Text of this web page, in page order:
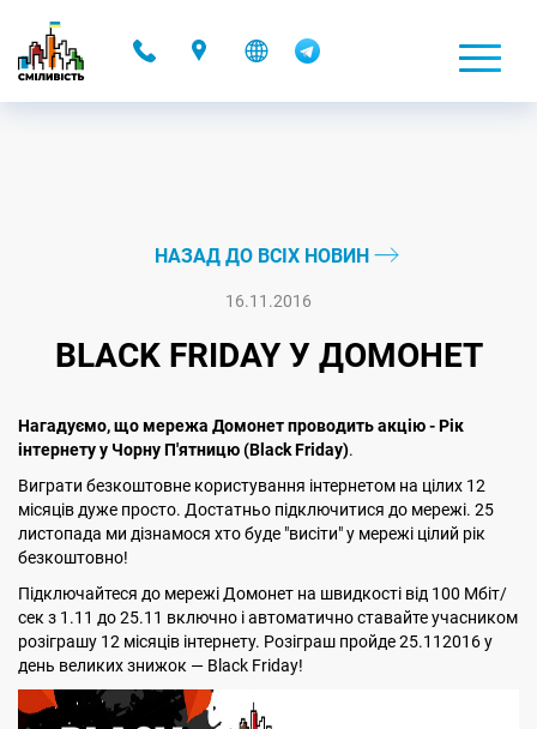
НАЗАД ДО ВСІХ НОВИН
16.11.2016
BLACK FRIDAY У ДОМОНЕТ
Нагадуємо, що мережа Домонет проводить акцію - Рік
інтернету у Чорну П'ятницю (Black Friday).
Виграти безкоштовне користування інтернетом на цілих 12
місяців дуже просто. Достатньо підключитися до мережі. 25
листопада ми дізнамося хто буде "висіти" у мережі цілий рік
безкоштовно!
Підключайтеся до мережі Домонет на швидкості від 100 Мбіт/
сек з 1.11 до 25.11 включно і автоматично ставайте учасником
розіграшу 12 місяців інтернету. Розіграш пройде 25.112016 у
день великих знижок — Black Friday!